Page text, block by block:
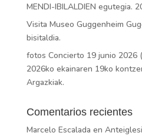
MENDI-IBILALDIEN egutegia.
Visita Museo Guggenheim
bisitaldia.
fotos Concierto 19 junio 2026
2026ko ekainaren 19ko
Argazkiak.
Comentarios recientes
Marcelo Escalada en